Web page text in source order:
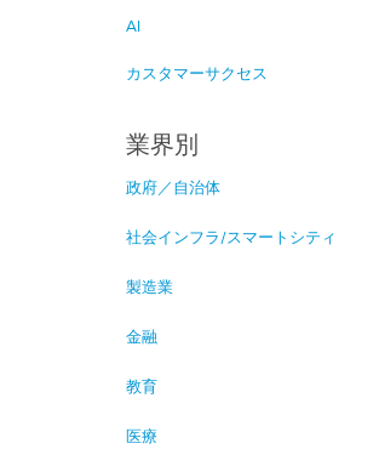
AI
カスタマーサクセス
業界別
政府／自治体
社会インフラ/スマートシティ
製造業
金融
教育
医療